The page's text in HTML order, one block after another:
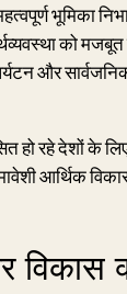
भूमिका
को मजबूत
पर्यटन और
हो रहे देशों के
आर्थिक
विकास